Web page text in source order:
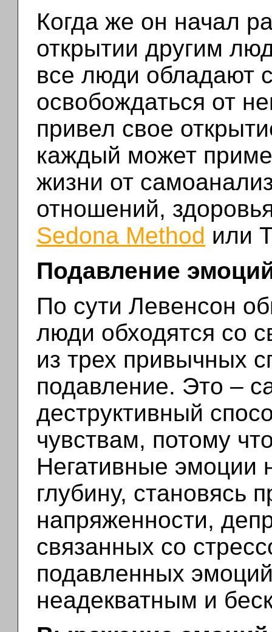
Когда же он начал
открытии другим
все люди обладают
освобождаться от
привел свое
каждый может
жизни от
отношений,
Sedona Method или
Подавление
По сути Левенсон
люди обходятся со
из трех привычных
подавление. Это –
деструктивный
чувствам, потому
Негативные эмоции
глубину, становясь
напряженности,
связанных со
подавленных
неадекватным и